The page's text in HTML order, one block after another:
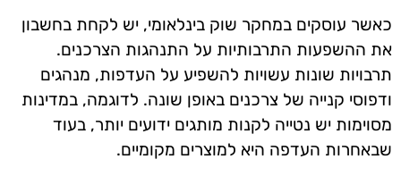
כאשר עוסקים במחקר שוק בינלאומי, יש לקחת בחשבון
את ההשפעות התרבותיות על התנהגות הצרכנים.
תרבויות שונות עשויות להשפיע על העדפות, מנהגים
ודפוסי קנייה של צרכנים באופן שונה. לדוגמה, במדינות
מסוימות יש נטייה לקנות מותגים ידועים יותר, בעוד
שבאחרות העדפה היא למוצרים מקומיים.